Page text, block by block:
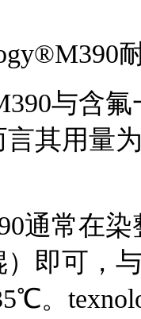
与含氟
其用量
通常在
即可，
。